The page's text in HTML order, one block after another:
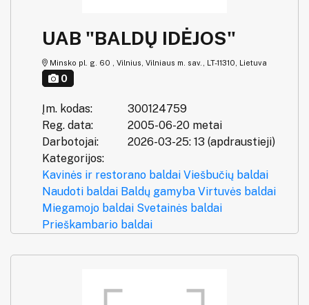
UAB "BALDŲ IDĖJOS"
Minsko pl. g. 60 , Vilnius, Vilniaus m. sav., LT-11310, Lietuva
0
Įm. kodas:
300124759
Reg. data:
2005-06-20 metai
Darbotojai:
2026-03-25: 13 (apdraustieji)
Kategorijos:
Kavinės ir restorano baldai Viešbučių baldai
Naudoti baldai Baldų gamyba Virtuvės baldai
Miegamojo baldai Svetainės baldai
Prieškambario baldai